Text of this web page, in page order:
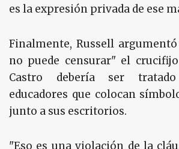
es la expresión privada de ese
Finalmente, Russell
no puede censurar" el
Castro debería ser
educadores que colocan
junto a sus escritorios.
"Eso es una violación de la